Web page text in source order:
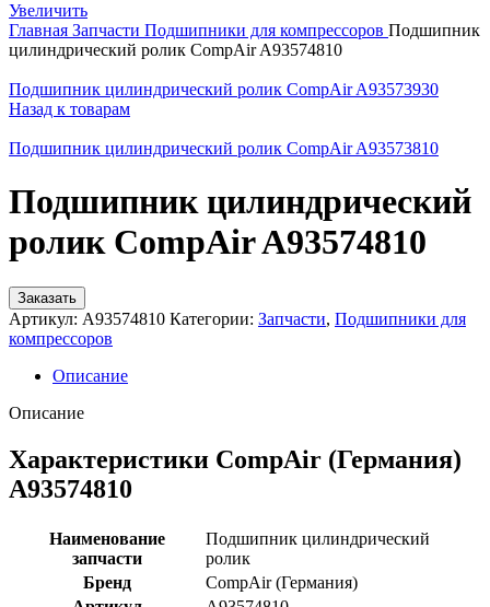
Увеличить
Главная Запчасти Подшипники для компрессоров Подшипник
цилиндрический ролик CompAir A93574810
Подшипник цилиндрический ролик CompAir A93573930
Назад к товарам
Подшипник цилиндрический ролик CompAir A93573810
Подшипник цилиндрический
ролик CompAir A93574810
Заказать
Артикул: A93574810 Категории: Запчасти, Подшипники для
компрессоров
Описание
Описание
Характеристики CompAir (Германия)
A93574810
Наименование
запчасти
Подшипник цилиндрический
ролик
Бренд
CompAir (Германия)